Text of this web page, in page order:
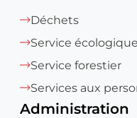
Déchets
Service écologique
Service forestier
Services aux
Administration